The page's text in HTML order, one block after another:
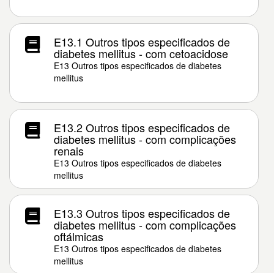
E13.1 Outros tipos especificados de
diabetes mellitus - com cetoacidose
E13 Outros tipos especificados de diabetes
mellitus
E13.2 Outros tipos especificados de
diabetes mellitus - com complicações
renais
E13 Outros tipos especificados de diabetes
mellitus
E13.3 Outros tipos especificados de
diabetes mellitus - com complicações
oftálmicas
E13 Outros tipos especificados de diabetes
mellitus